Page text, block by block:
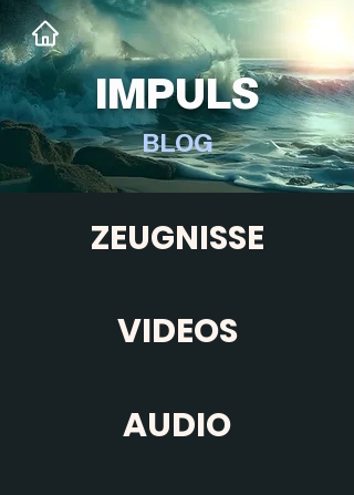
IMPULS
BLOG
ZEUGNISSE
VIDEOS
AUDIO